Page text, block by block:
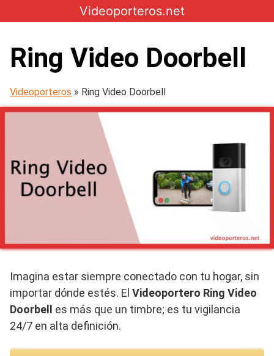
to
Videoporteros.net
Ring Video Doorbell
Videoporteros » Ring Video Doorbell
Imagina estar siempre conectado con tu hogar, sin
importar dónde estés. El Videoportero Ring Video
Doorbell
es más que un timbre; es tu vigilancia
24/7 en alta definición.